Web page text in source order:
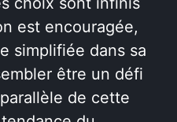
est encouragée,
simplifiée dans sa
être un défi
de cette